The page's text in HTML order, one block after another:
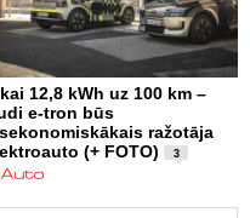
12,8 kWh uz 100 km –
e-tron būs
ražotāja
(+ FOTO)
3